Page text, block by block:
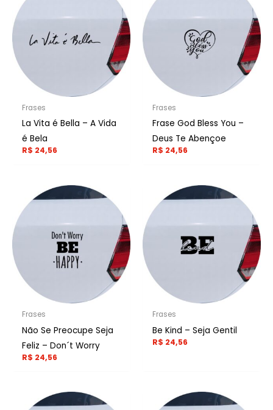
Frases
La Vita é Bella – A Vida
é Bela
R$ 24,56
Frases
Frase God Bless You –
Deus Te Abençoe
R$ 24,56
Frases
Não Se Preocupe Seja
Feliz – Don´t Worry
R$ 24,56
Frases
Be Kind – Seja Gentil
R$ 24,56